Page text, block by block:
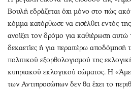
Βουλή εδράζεται όχι μόνο στο πώς
κόμμα κατόρθωσε να εισέλθει εντός
ανοίξει τον δρόμο για καθιέρωση
δεκαετίες ή για περαιτέρω αποδόμησή
πολιτικού εξορθολογισμού της
κυπριακού εκλογικού σώματος. Η
των Αντιπροσώπων δεν θα έχει το